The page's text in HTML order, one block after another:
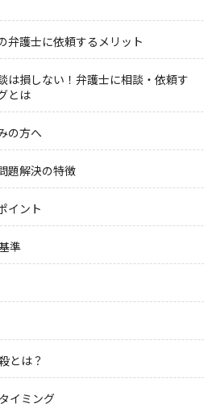
弁護士に依頼するメリット
は損しない！弁護士に相談・依頼す
とは
の方へ
題解決の特徴
イント
準
とは？
イミング